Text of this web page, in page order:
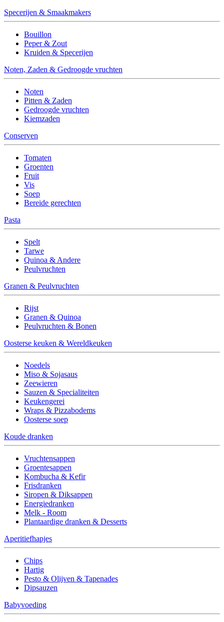
Specerijen & Smaakmakers
Bouillon
Peper & Zout
Kruiden & Specerijen
Noten, Zaden & Gedroogde vruchten
Noten
Pitten & Zaden
Gedroogde vruchten
Kiemzaden
Conserven
Tomaten
Groenten
Fruit
Vis
Soep
Bereide gerechten
Pasta
Spelt
Tarwe
Quinoa & Andere
Peulvruchten
Granen & Peulvruchten
Rijst
Granen & Quinoa
Peulvruchten & Bonen
Oosterse keuken & Wereldkeuken
Noedels
Miso & Sojasaus
Zeewieren
Sauzen & Specialiteiten
Keukengerei
Wraps & Pizzabodems
Oosterse soep
Koude dranken
Vruchtensappen
Groentesappen
Kombucha & Kefir
Frisdranken
Siropen & Diksappen
Energiedranken
Melk - Room
Plantaardige dranken & Desserts
Aperitiefhapjes
Chips
Hartig
Pesto & Olijven & Tapenades
Dipsauzen
Babyvoeding